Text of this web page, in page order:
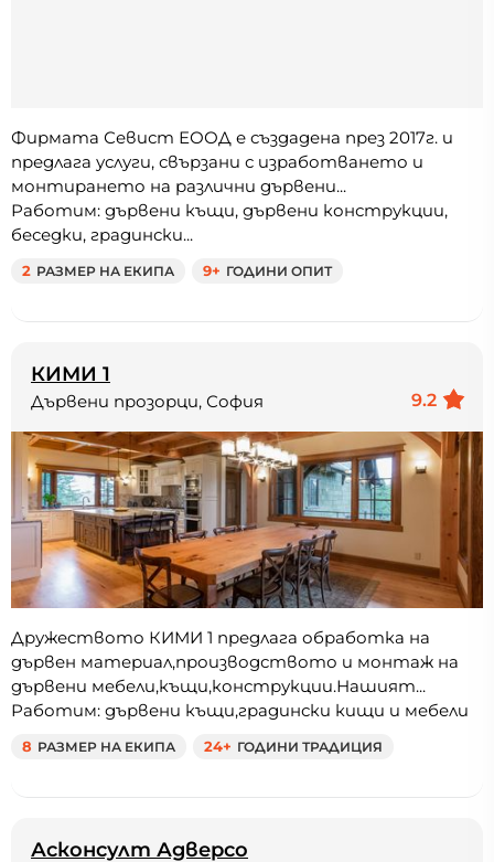
Фирмата Севист ЕООД е създадена през 2017г. и
предлага услуги, свързани с изработването и
монтирането на различни дървени...
Работим: дървени къщи, дървени конструкции,
беседки, градински...
2 РАЗМЕР НА ЕКИПА 9+ ГОДИНИ ОПИТ
КИМИ 1
9.2
Дървени прозорци, София
Дружеството КИМИ 1 предлага обработка на
дървен материал,производството и монтаж на
дървени мебели,къщи,конструкции.Нашият...
Работим: дървени къщи,градински кищи и мебели
8 РАЗМЕР НА ЕКИПА 24+ ГОДИНИ ТРАДИЦИЯ
Асконсулт Адверсо